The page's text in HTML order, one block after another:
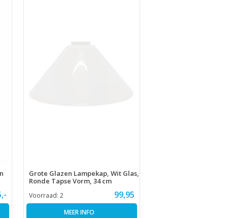
Grote Glazen Lampekap, Wit Glas,
Ronde Tapse Vorm, 34 cm
Voorraad: 2 99,95
MEER INFO